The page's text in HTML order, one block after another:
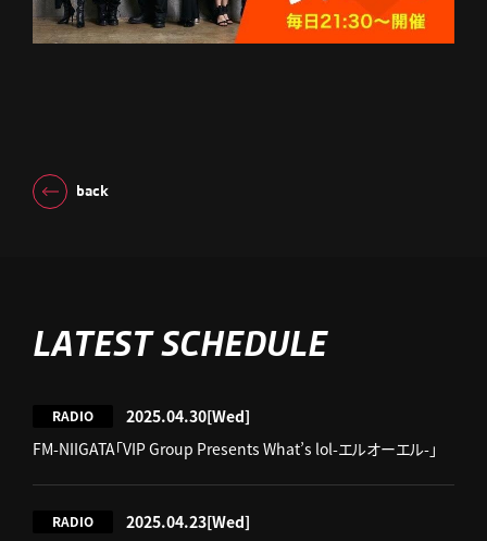
back
LATEST SCHEDULE
RADIO 2025.04.30[Wed]
FM-NIIGATA「VIP Group Presents What’s lol-エルオーエル-」
RADIO 2025.04.23[Wed]